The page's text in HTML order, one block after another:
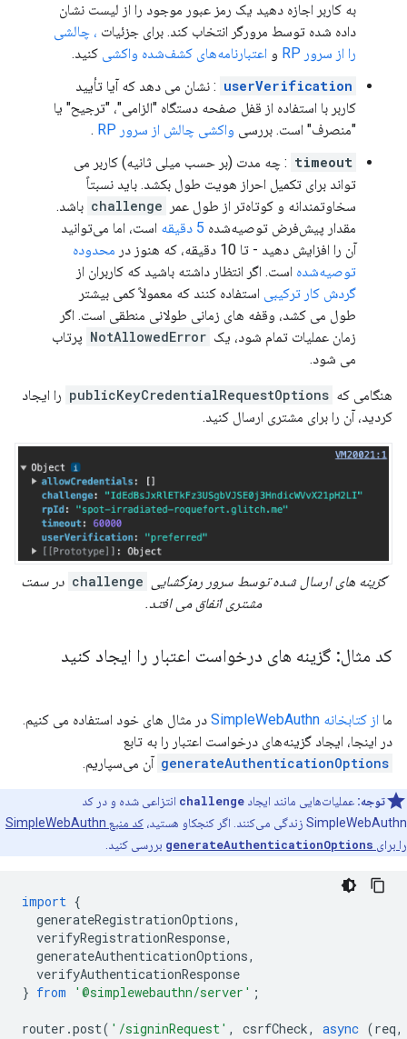
به کاربر اجازه دهید یک رمز عبور موجود را از لیست نشان
داده شده توسط مرورگر انتخاب کند. برای جزئیات ، چالشی
را از سرور RP
و اعتبارنامه‌های کشف‌شده واکشی کنید.
userVerification : نشان می دهد که آیا تأیید
کاربر با استفاده از قفل صفحه دستگاه "الزامی"، "ترجیح" یا
"منصرف" است. بررسی واکشی چالش از سرور RP
.
timeout : چه مدت (بر حسب میلی ثانیه) کاربر می
تواند برای تکمیل احراز هویت طول بکشد. باید نسبتاً
سخاوتمندانه و کوتاه‌تر از طول عمر
challenge باشد.
مقدار پیش‌فرض توصیه‌شده 5 دقیقه
است، اما می‌توانید
آن را افزایش دهید - تا 10 دقیقه، که هنوز در
محدوده
توصیه‌شده است. اگر انتظار داشته باشید که کاربران از
گردش کار ترکیبی استفاده کنند که معمولاً کمی بیشتر
طول می کشد، وقفه های زمانی طولانی منطقی است. اگر
زمان عملیات تمام شود، یک NotAllowedError پرتاب
می شود.
هنگامی که publicKeyCredentialRequestOptions را ایجاد
کردید، آن را برای مشتری ارسال کنید.
گزینه های ارسال شده توسط سرور رمزگشایی challenge در سمت
مشتری اتفاق می افتد.
کد مثال: گزینه های درخواست اعتبار را ایجاد کنید
ما از کتابخانه SimpleWebAuthn
در مثال های خود استفاده می کنیم.
در اینجا، ایجاد گزینه‌های درخواست اعتبار را به تابع
generateAuthenticationOptions آن می‌سپاریم.
توجه: عملیات‌هایی مانند ایجاد challenge انتزاعی شده و در کد
SimpleWebAuthn زندگی می‌کنند. اگر کنجکاو هستید،
کد منبع SimpleWebAuthn
را برای generateAuthenticationOptions بررسی کنید.
import {
generateRegistrationOptions,
verifyRegistrationResponse,
generateAuthenticationOptions,
verifyAuthenticationResponse
} from '@simplewebauthn/server' ;
router .post( '/signinRequest' , csrfCheck, async (req,